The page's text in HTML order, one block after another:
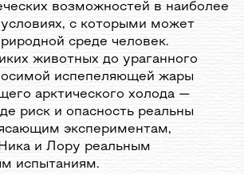
возможностей в наиболее
с которыми может
среде человек.
животных до ураганного
испепеляющей жары
арктического холода —
риск и опасность реальны
экспериментам,
и Лору реальным
испытаниям.